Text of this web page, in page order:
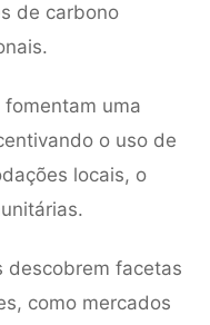
de carbono
uma
o uso de
locais, o
descobrem facetas
como mercados